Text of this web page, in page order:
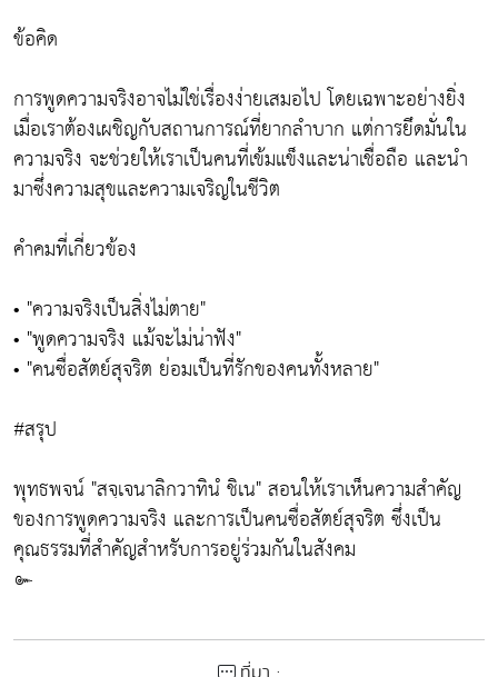
ข้อคิด
การพูดความจริงอาจไม่ใช่เรื่องง่ายเสมอไป โดยเฉพาะอย่างยิ่ง
เมื่อเราต้องเผชิญกับสถานการณ์ที่ยากลำบาก แต่การยึดมั่นใน
ความจริง จะช่วยให้เราเป็นคนที่เข้มแข็งและน่าเชื่อถือ และนำ
มาซึ่งความสุขและความเจริญในชีวิต
คำคมที่เกี่ยวข้อง
• "ความจริงเป็นสิ่งไม่ตาย"
• "พูดความจริง แม้จะไม่น่าฟัง"
• "คนซื่อสัตย์สุจริต ย่อมเป็นที่รักของคนทั้งหลาย"
#สรุป
พุทธพจน์ "สจฺเจนาลิกวาทินํ ชิเน" สอนให้เราเห็นความสำคัญ
ของการพูดความจริง และการเป็นคนซื่อสัตย์สุจริต ซึ่งเป็น
คุณธรรมที่สำคัญสำหรับการอยู่ร่วมกันในสังคม
๛